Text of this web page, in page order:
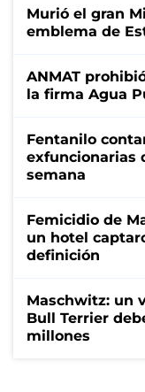
Murió el gran
emblema de
ANMAT
la firma Agua
Fentanilo
exfuncionarias
semana
Femicidio de
un hotel
definición
Maschwitz: un
Bull Terrier
millones